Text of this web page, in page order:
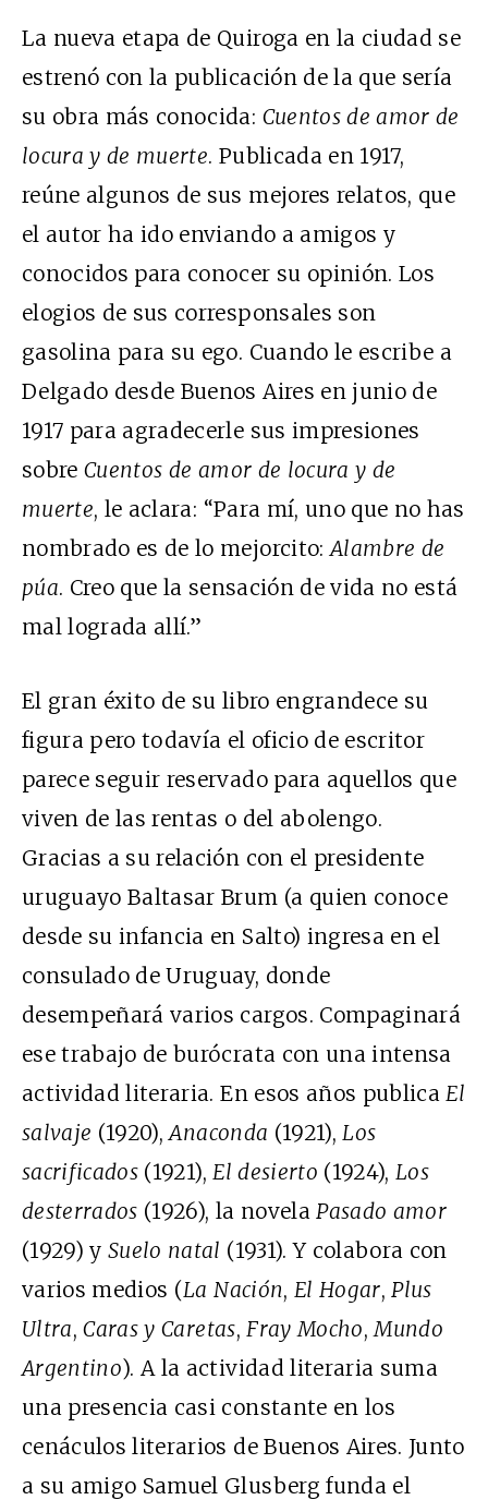
La nueva etapa de Quiroga en la ciudad se
estrenó con la publicación de la que sería
su obra más conocida: Cuentos de amor de
locura y de muerte. Publicada en 1917,
reúne algunos de sus mejores relatos, que
el autor ha ido enviando a amigos y
conocidos para conocer su opinión. Los
elogios de sus corresponsales son
gasolina para su ego. Cuando le escribe a
Delgado desde Buenos Aires en junio de
1917 para agradecerle sus impresiones
sobreCuentos de amor de locura y de
muerte, le aclara: “Para mí, uno que no has
nombrado es de lo mejorcito:Alambre de
púa. Creo que la sensación de vida no está
mal lograda allí.”
El gran éxito de su libro engrandece su
figura pero todavía el oficio de escritor
parece seguir reservado para aquellos que
viven de las rentas o del abolengo.
Gracias a su relación con el presidente
uruguayo Baltasar Brum (a quien conoce
desde su infancia en Salto) ingresa en el
consulado de Uruguay, donde
desempeñará varios cargos. Compaginará
ese trabajo de burócrata con una intensa
actividad literaria. En esos años publicaEl
salvaje (1920),Anaconda (1921),Los
sacrificados (1921),El desierto (1924),Los
desterrados (1926), la novelaPasado amor
(1929) ySuelo natal (1931). Y colabora con
varios medios (La Nación, El Hogar,Plus
Ultra,Caras y Caretas,Fray Mocho,Mundo
Argentino). A la actividad literaria suma
una presencia casi constante en los
cenáculos literarios de Buenos Aires. Junto
a su amigo Samuel Glusberg funda el